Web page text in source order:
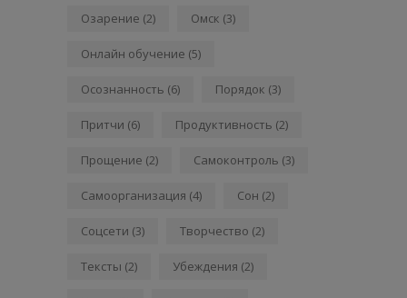
Озарение (2) Омск (3)
Онлайн обучение (5)
Осознанность (6) Порядок (3)
Притчи (6) Продуктивность (2)
Прощение (2) Самоконтроль (3)
Самоорганизация (4) Сон (2)
Соцсети (3) Творчество (2)
Тексты (2) Убеждения (2)